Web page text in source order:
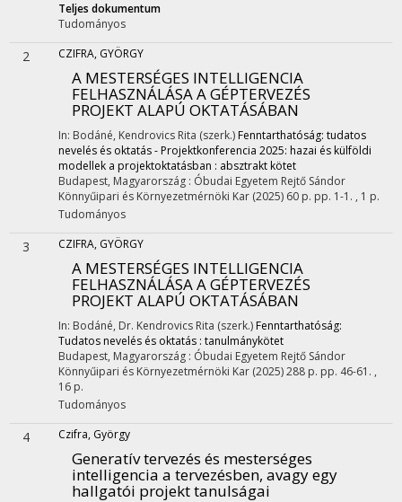
Teljes dokumentum
Tudományos
2 CZIFRA, GYÖRGY
A MESTERSÉGES INTELLIGENCIA
FELHASZNÁLÁSA A GÉPTERVEZÉS
PROJEKT ALAPÚ OKTATÁSÁBAN
In: Bodáné, Kendrovics Rita (szerk.) Fenntarthatóság: tudatos
nevelés és oktatás - Projektkonferencia 2025: hazai és külföldi
modellek a projektoktatásban : absztrakt kötet
Budapest, Magyarország : Óbudai Egyetem Rejtő Sándor
Könnyűipari és Környezetmérnöki Kar (2025) 60 p. pp. 1-1. , 1 p.
Tudományos
3 CZIFRA, GYÖRGY
A MESTERSÉGES INTELLIGENCIA
FELHASZNÁLÁSA A GÉPTERVEZÉS
PROJEKT ALAPÚ OKTATÁSÁBAN
In: Bodáné, Dr. Kendrovics Rita (szerk.) Fenntarthatóság:
Tudatos nevelés és oktatás : tanulmánykötet
Budapest, Magyarország : Óbudai Egyetem Rejtő Sándor
Könnyűipari és Környezetmérnöki Kar (2025)288 p. pp. 46-61. ,
16 p.
Tudományos
4 Czifra, György
Generatív tervezés és mesterséges
intelligencia a tervezésben, avagy egy
hallgatói projekt tanulságai